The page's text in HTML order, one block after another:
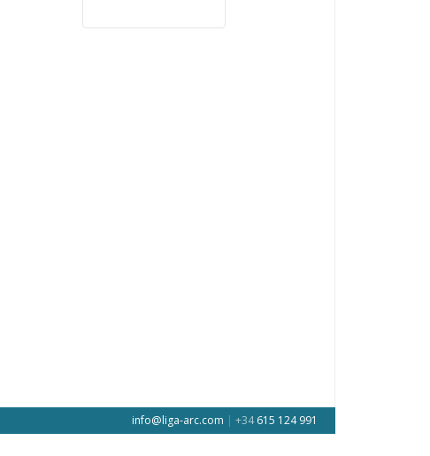
info@liga-arc.com | +34615 124 991